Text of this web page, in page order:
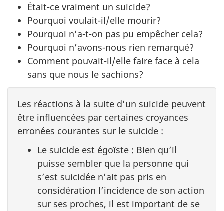
Était-ce vraiment un suicide?
Pourquoi voulait-il/elle mourir?
Pourquoi n’a-t-on pas pu empêcher cela?
Pourquoi n’avons-nous rien remarqué?
Comment pouvait-il/elle faire face à cela
sans que nous le sachions?
Les réactions à la suite d’un suicide peuvent
être influencées par certaines croyances
erronées courantes sur le suicide :
Le suicide est égoïste : Bien qu’il
puisse sembler que la personne qui
s’est suicidée n’ait pas pris en
considération l’incidence de son action
sur ses proches, il est important de se